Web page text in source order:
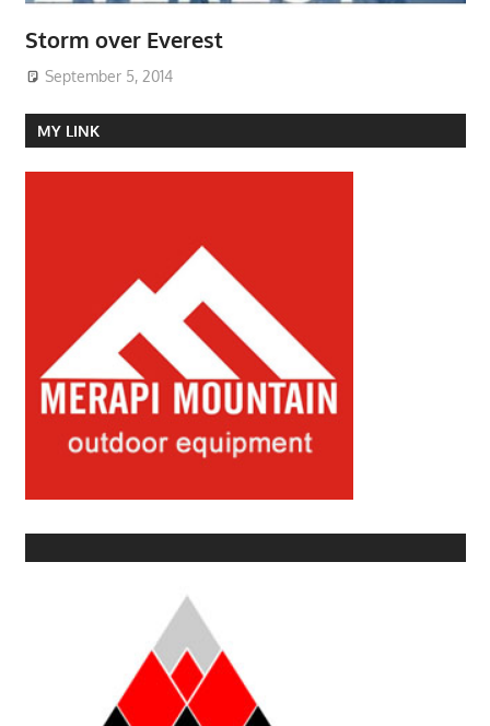
Storm over Everest
September 5, 2014
MY LINK